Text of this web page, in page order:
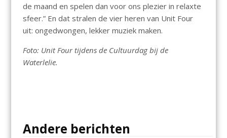
de maand en spelen dan voor ons plezier in relaxte
sfeer.” En dat stralen de vier heren van Unit Four
uit: ongedwongen, lekker muziek maken.
Foto: Unit Four tijdens de Cultuurdag bij de
Waterlelie.
Andere berichten